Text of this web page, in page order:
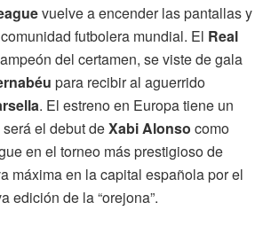
vuelve a encender las pantallas y
futbolera mundial. El Real
del certamen, se viste de gala
para recibir al aguerrido
. El estreno en Europa tiene un
el debut deXabi Alonso como
en el torneo más prestigioso de
máxima en la capital española por el
edición de la “orejona”.